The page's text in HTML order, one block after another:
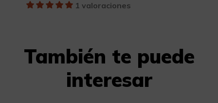
1 valoraciones
También te puede
interesar